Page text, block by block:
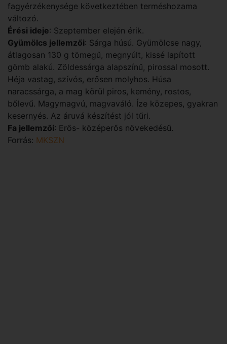
fagyérzékenysége következtében terméshozama
változó.
Érési ideje: Szeptember elején érik.
Gyümölcs jellemzői: Sárga húsú. Gyümölcse nagy,
átlagosan 130 g tömegű, megnyúlt, kissé lapított
gömb alakú. Zöldessárga alapszínű, pirossal mosott.
Héja vastag, szívós, erősen molyhos. Húsa
naracssárga, a mag körül piros, kemény, rostos,
bőlevű. Magymagvú, magvaváló. Íze közepes, gyakran
kesernyés. Az áruvá készítést jól tűri.
Fa jellemzői: Erős- középerős növekedésű.
Forrás: MKSZN